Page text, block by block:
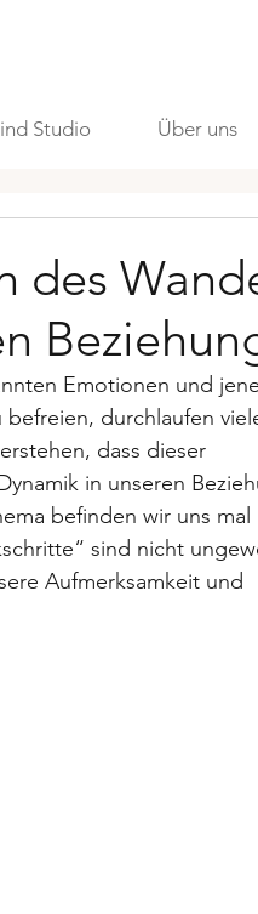
Studio Über uns
des
Emotionen und
durchlaufen
dass dieser
in unseren
befinden wir uns mal
sind nicht
Aufmerksamkeit und